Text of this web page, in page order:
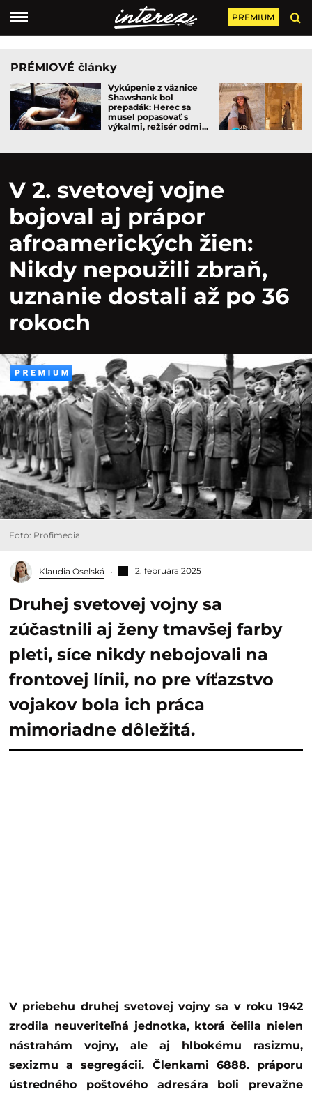
PREMIUM
PRÉMIOVÉ články
Vykúpenie z väznice
Shawshank bol
prepadák: Herec sa
musel popasovať s
výkalmi, režisér odmi...
V 2. svetovej vojne
bojoval aj prápor
afroamerických žien:
Nikdy nepoužili zbraň,
uznanie dostali až po 36
rokoch
Foto: Profimedia
Klaudia Oselská 2. februára 2025
Druhej svetovej vojny sa
zúčastnili aj ženy tmavšej farby
pleti, síce nikdy nebojovali na
frontovej línii, no pre víťazstvo
vojakov bola ich práca
mimoriadne dôležitá.
V priebehu druhej svetovej vojny sa v roku 1942
zrodila neuveriteľná jednotka, ktorá čelila nielen
nástrahám vojny, ale aj hlbokému rasizmu,
sexizmu a segregácii. Členkami 6888. práporu
ústredného poštového adresára boli prevažne